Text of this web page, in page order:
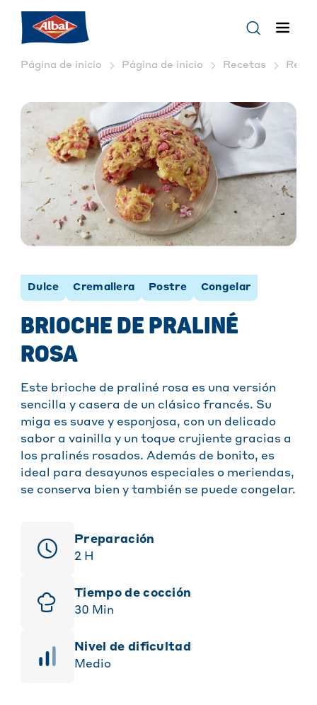
Página de inicio Página de inicio Recetas
Dulce Cremallera Postre Congelar
BRIOCHE DE PRALINÉ
ROSA
Este brioche de praliné rosa es una versión
sencilla y casera de un clásico francés. Su
miga es suave y esponjosa, con un delicado
sabor a vainilla y un toque crujiente gracias a
los pralinés rosados. Además de bonito, es
ideal para desayunos especiales o meriendas,
se conserva bien y también se puede congelar.
Preparación
2 H
Tiempo de cocción
30 Min
Nivel de dificultad
Medio